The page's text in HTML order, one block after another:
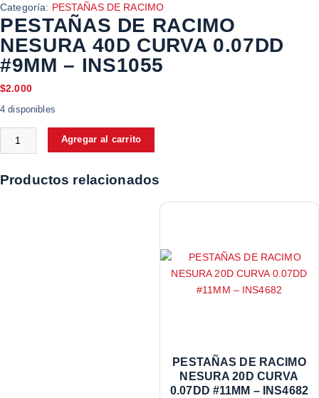
Categoría: PESTAÑAS DE RACIMO
PESTAÑAS DE RACIMO
NESURA 40D CURVA 0.07DD
#9MM – INS1055
$2.000
4 disponibles
Agregar al carrito
Productos relacionados
PESTAÑAS DE RACIMO
NESURA 20D CURVA
0.07DD #11MM – INS4682